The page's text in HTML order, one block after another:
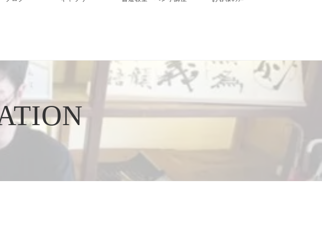
碧峰流
仕事論】
制作事例ギャラリー
｜店名・商品ロゴ、
イーツ】開催
【藤井碧峰書道教
室】のご案内｜砺波
◇◆2020年